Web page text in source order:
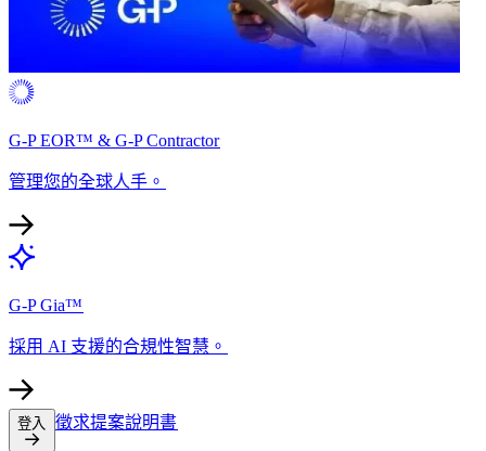
G-P EOR™ & G-P Contractor​​
管理您的全球人手。​​
G-P Gia™​​
採用 AI 支援的合規性智慧。​​
登入​​ 徵求提案說明書​​